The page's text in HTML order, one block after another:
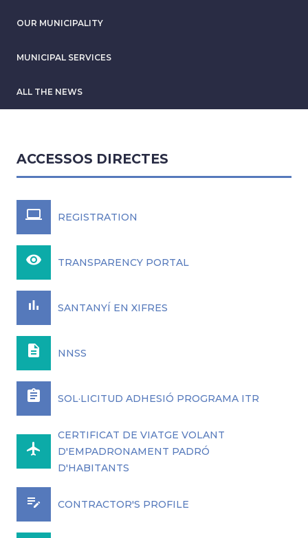
OUR MUNICIPALITY
MUNICIPAL SERVICES
ALL THE NEWS
ACCESSOS DIRECTES
laptop REGISTRATION
remove_red_eye TRANSPARENCY PORTAL
bar_chart SANTANYÍ EN XIFRES
description NNSS
assignment SOL·LICITUD ADHESIÓ PROGRAMA ITR
airplanemode_active
CERTIFICAT DE VIATGE VOLANT
D'EMPADRONAMENT PADRÓ
D'HABITANTS
edit_note CONTRACTOR'S PROFILE